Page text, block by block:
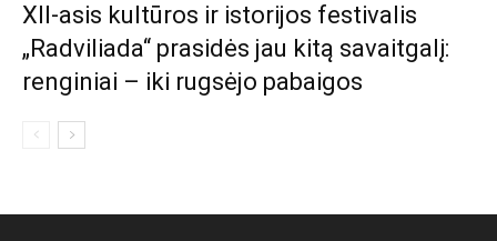
XII-asis kultūros ir istorijos festivalis
„Radviliada“ prasidės jau kitą savaitgalį:
renginiai – iki rugsėjo pabaigos